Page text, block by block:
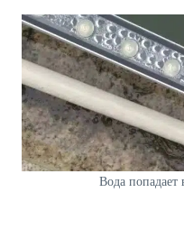
Вода попадает